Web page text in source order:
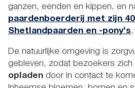
ganzen, eenden en kippen, en
paardenboerderij met zijn 40
Shetlandpaarden en -pony’s.
De natuurlijke omgeving is
gebleven, zodat bezoekers zich
opladen door in contact te